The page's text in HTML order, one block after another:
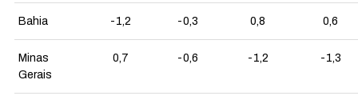
Bahia -1,2 -0,3 0,8 0,6
Minas
Gerais
0,7 -0,6 -1,2 -1,3